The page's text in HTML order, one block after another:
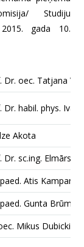
Studiju
gada 10.
Dr. oec. Tatjana
Dr. habil. phys.
Akota
Dr. sc.ing. Elmārs
Atis Kampars
Gunta
Mikus Dubickis